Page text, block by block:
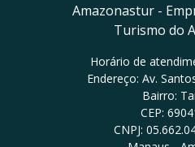
Amazonastur -
Turismo do
Horário de
Endereço: Av.
Bairro:
CEP:
CNPJ: